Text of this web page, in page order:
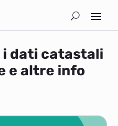
i dati catastali
e altre info